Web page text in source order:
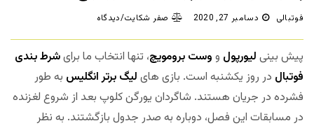
فوتبالی دسامبر 27, 2020 صفر شکایت/دیدگاه
پیش بینی لیورپول و وست برومویچ، تنها انتخاب ما برایشرط بندی
فوتبال در روز یکشنبه است. بازی های لیگ برتر انگلیس به طور
فشرده در جریان هستند. شاگردان یورگن کلوپ بعد از شروع لغزنده
در مسابقات این فصل، دوباره به صدر جدول بازگشتند. به نظر